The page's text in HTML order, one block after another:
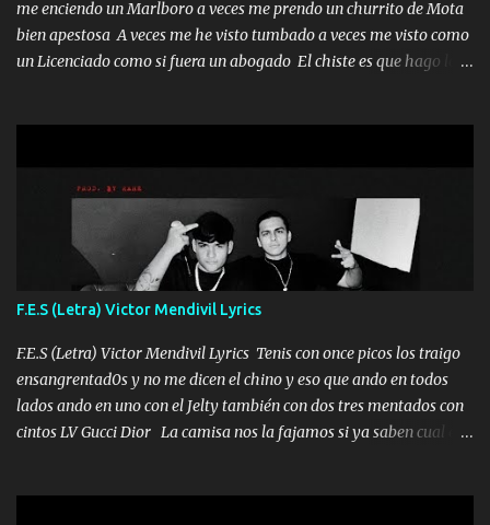
me enciendo un Marlboro a veces me prendo un churrito de Mota
bien apestosa A veces me he visto tumbado a veces me visto como
un Licenciado como si fuera un abogado El chiste es que hago lo
corriente no quieren verte subir de level trucha mis plebes Música
A veces me pongo un sombrero a veces me ven la cachucha de lado
con la mirada siempre en alto A veces me fajó una super o a veces
me fajó una Glock siempre armado todas las generaciones yo
traigo El chiste es que hago lo que quiero pues así soy me mandó
yo tengo el control a todos yo les paro el dedo soy hocicon un
malcriado un malandrón Que Les importa no saben nada falsas
las risas las que me miran hay gente corriente no quieren ve...
F.E.S (Letra) Victor Mendivil Lyrics
F.E.S (Letra) Victor Mendivil Lyrics Tenis con once picos los traigo
ensangrentad0s y no me dicen el chino y eso que ando en todos
lados ando en uno con el Jelty también con dos tres mentados con
cintos LV Gucci Dior La camisa nos la fajamos si ya saben cual es